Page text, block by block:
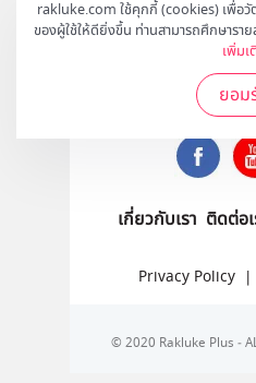
rakluke.com ใช้คุกกี้ (cookies) เพื่อ
ของผู้ใช้ให้ดียิ่งขึ้น ท่านสามารถศึกษาราย
เพิ่มเ
ยอม
ติดตาม
เกี่ยวกับเรา ติดต่อเ
Privacy Policy |
© 2020 Rakluke Plus -